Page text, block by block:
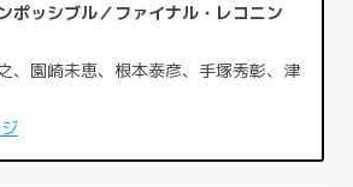
ポッシブル／ファイナル・レコニン
、園崎未恵、根本泰彦、手塚秀彰、津